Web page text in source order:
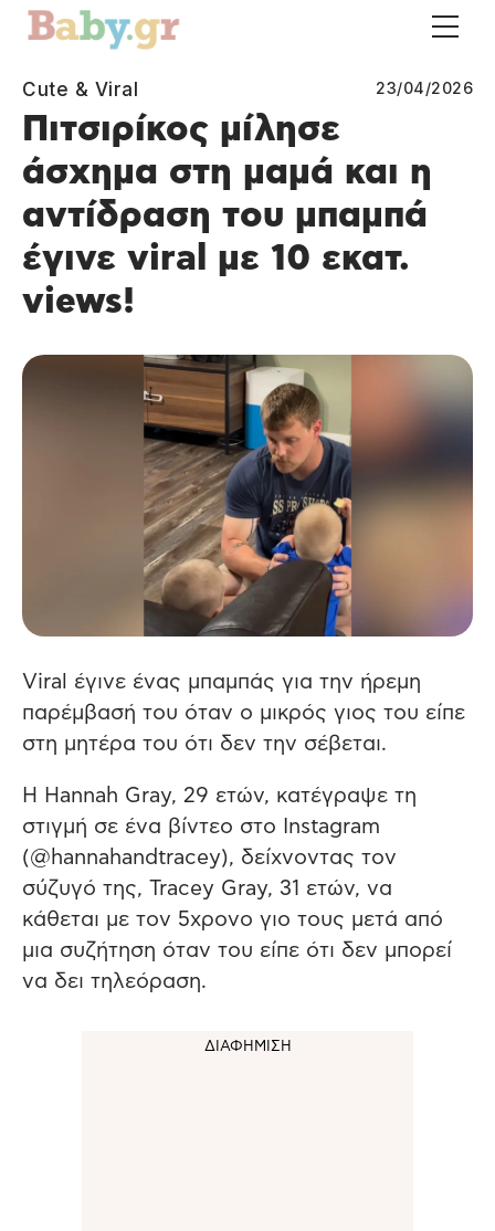
Cute & Viral 23/04/2026
Πιτσιρίκος μίλησε
άσχημα στη μαμά και η
αντίδραση του μπαμπά
έγινε viral με 10 εκατ.
views!
Viral έγινε ένας μπαμπάς για την ήρεμη
παρέμβασή του όταν ο μικρός γιος του είπε
στη μητέρα του ότι δεν την σέβεται.
Η Hannah Gray, 29 ετών, κατέγραψε τη
στιγμή σε ένα βίντεο στο Instagram
(@hannahandtracey), δείχνοντας τον
σύζυγό της, Tracey Gray, 31 ετών, να
κάθεται με τον 5χρονο γιο τους μετά από
μια συζήτηση όταν του είπε ότι δεν μπορεί
να δει τηλεόραση.